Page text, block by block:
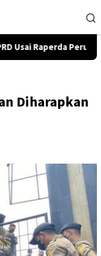
Resmi Disepakati
Diharapkan